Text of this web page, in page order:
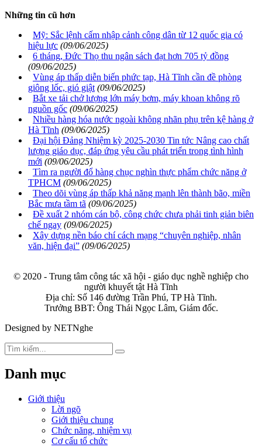
Những tin cũ hơn
Mỹ: Sắc lệnh cấm nhập cảnh công dân từ 12 quốc gia có
hiệu lực (09/06/2025)
6 tháng, Đức Thọ thu ngân sách đạt hơn 705 tỷ đồng
(09/06/2025)
Vùng áp thấp diễn biến phức tạp, Hà Tĩnh cần đề phòng
giông lốc, gió giật (09/06/2025)
Bắt xe tải chở lượng lớn máy bơm, máy khoan không rõ
nguồn gốc (09/06/2025)
Nhiều hàng hóa nước ngoài không nhãn phụ trên kệ hàng ở
Hà Tĩnh (09/06/2025)
Đại hội Đảng Nhiệm kỳ 2025-2030 Tin tức Nâng cao chất
lượng giáo dục, đáp ứng yêu cầu phát triển trong tình hình
mới (09/06/2025)
Tìm ra người đổ hàng chục nghìn thực phẩm chức năng ở
TPHCM (09/06/2025)
Theo dõi vùng áp thấp khả năng mạnh lên thành bão, miền
Bắc mưa tầm tã (09/06/2025)
Đề xuất 2 nhóm cán bộ, công chức chưa phải tinh giản biên
chế ngay (09/06/2025)
Xây dựng nền báo chí cách mạng “chuyên nghiệp, nhân
văn, hiện đại” (09/06/2025)
© 2020 - Trung tâm công tác xã hội - giáo dục nghề nghiệp cho
người khuyết tật Hà Tĩnh
Địa chỉ: Số 146 đường Trần Phú, TP Hà Tĩnh.
Trưởng BBT: Ông Thái Ngọc Lâm, Giám đốc.
Designed by NETNghe
Danh mục
Giới thiệu
Lời ngõ
Giới thiệu chung
Chức năng, nhiệm vụ
Cơ cấu tổ chức